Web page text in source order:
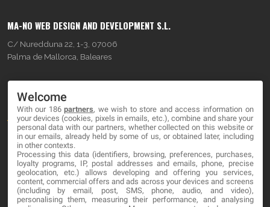
MA-NO WEB DESIGN AND DEVELOPMENT S.L.
C/ Nuredduna 22, 1-3, 07006
Palma de Mallorca, Baleares
About
Blog
Contact
LEGAL
Welcome
With our 186partners, we wish to store and access information on
your devices (cookies, pixels in emails, etc.), combine and share your
personal data with our partners, whether collected on this website or
in our emails, already held by some of us, or obtained later, including
in other contexts.
Processing this data (identifiers, browsing, preferences, purchases,
loyalty programs, IP, postal addresses and emails, phone, precise
geolocation, etc.) allows developing and offering you services,
content, commercial offers and ads across your devices and screens
(including by email, post, SMS, phone, audio, and video),
personalising them, measuring their performance, and analysing